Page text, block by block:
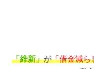
「維新」が「借金減ら